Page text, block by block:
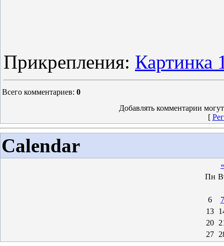
Прикрепления: Картинка
Всего комментариев: 0
Добавлять комментарии
[
Calendar
«
Пн
6
7
13
20
27